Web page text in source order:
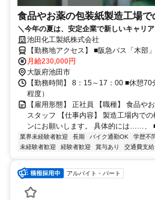
食品やお薬の包装紙製造工場で
＼今年の夏は、安定企業で新しいキャリアをスター
の製造スタッフさん募集！！！ コツコツと続けられるお仕事です★未経
験の方大歓迎です！
池田化工製紙株式会社
【勤務地アクセス】 ■阪急バス「木部
鉄妙見線「鼓滝」駅より徒歩18分、車
橋」駅より徒歩20分、車で8分 ■阪急
■能勢電鉄日生線「日生中央」駅より
駅より車で19分 ■各線「伊丹」駅より
車で25分 ■阪急宝塚線「豊中」駅より
より車で30分
月給230,000円
大阪府池田市
【勤務時間】 8：15～17：00 ■休憩
程度）
【雇用形態】 正社員 【職種】 食品や
スタッフ 【仕事内容】 製造工場内で
ンにお願いします。 具体的には……、
業界未経験者歓迎 長期 バイク通勤OK 学歴不
未経験者歓迎
経験者歓迎 賞与あり 交通費支給
アルバイト・パート